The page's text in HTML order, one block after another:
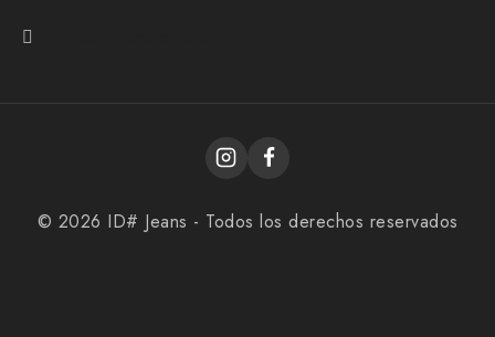
© 2026 ID# Jeans - Todos los derechos reservados